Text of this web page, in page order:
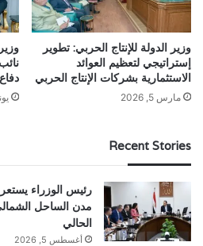
وزير الدولة للإنتاج الحربي: تطوير
إستراتيجي لتعظيم العوائد
الاستثمارية بشركات الإنتاج الحربي
مارس 5, 2026
Recent Stories
رئيس الوزراء
مدن الساحل
الحالي
أغسطس 5, 2026